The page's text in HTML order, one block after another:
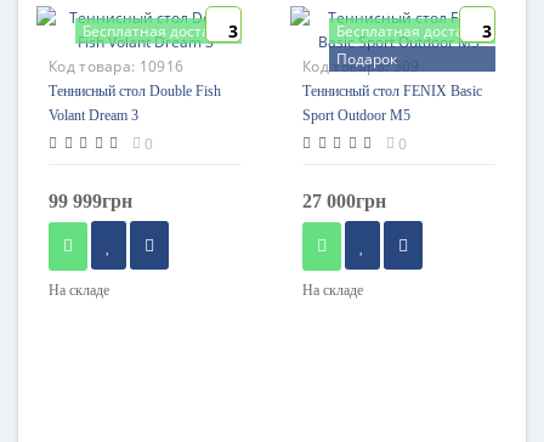
Бесплатная доставка3
Код товара: 10916
Теннисный стол Double Fish
Volant Dream 3
0
99 999грн
На складе
Бесплатная доставка
Подарок
3
Код товара:509
Теннисный стол FENIX Basic
Sport Outdoor M5
0
27 000грн
На складе